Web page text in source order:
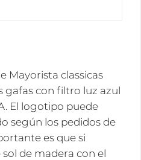
Mayorista classicas
con filtro luz azul
El logotipo puede
según los pedidos de
es que si
de madera con el